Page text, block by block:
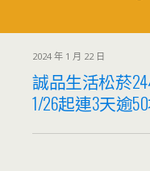
2024 年 1 月 22 日
誠品生活松菸
1/26起連3天逾